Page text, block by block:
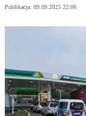
Publikacja: 09.09.2025 22:06